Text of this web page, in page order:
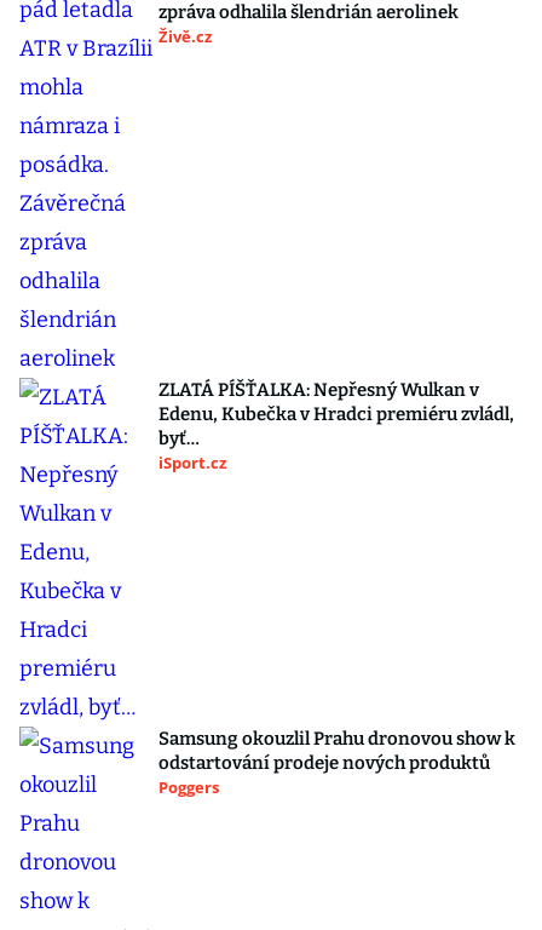
zpráva odhalila šlendrián aerolinek
Živě.cz
ZLATÁ PÍŠŤALKA: Nepřesný Wulkan v
Edenu, Kubečka v Hradci premiéru zvládl,
byť…
iSport.cz
Samsung okouzlil Prahu dronovou show k
odstartování prodeje nových produktů
Poggers